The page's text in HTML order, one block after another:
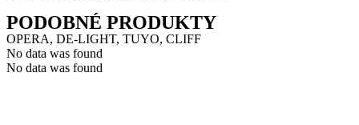
PODOBNÉ PRODUKTY
OPERA, DE-LIGHT, TUYO, CLIFF
No data was found
No data was found